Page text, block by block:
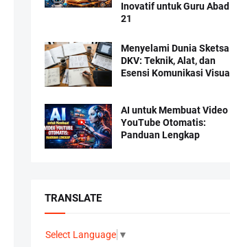
Inovatif untuk Guru Abad
21
Menyelami Dunia Sketsa
DKV: Teknik, Alat, dan
Esensi Komunikasi Visual
AI untuk Membuat Video
YouTube Otomatis:
Panduan Lengkap
TRANSLATE
Select Language ▼